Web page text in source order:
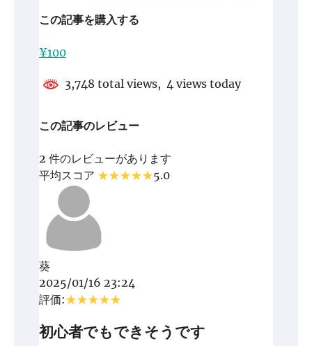
この記事を購入する
¥100
3,748 total views, 4 views today
この記事のレビュー
2 件のレビューがあります
平均スコア
5.0
葵
2025/01/16 23:24
評価:
初心者でもできそうです